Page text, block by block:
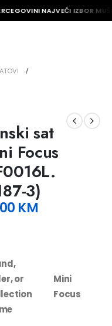
NAJVEĆI IZBOR
sat
Focus
3)
KM
or
Mini
Focus